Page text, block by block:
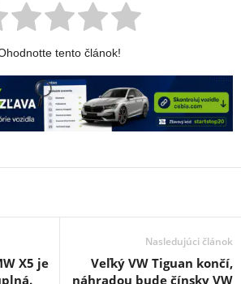
tento článok!
X5 je
Nasledujúci článok
Veľký VW Tiguan končí,
náhradou bude čínsky VW